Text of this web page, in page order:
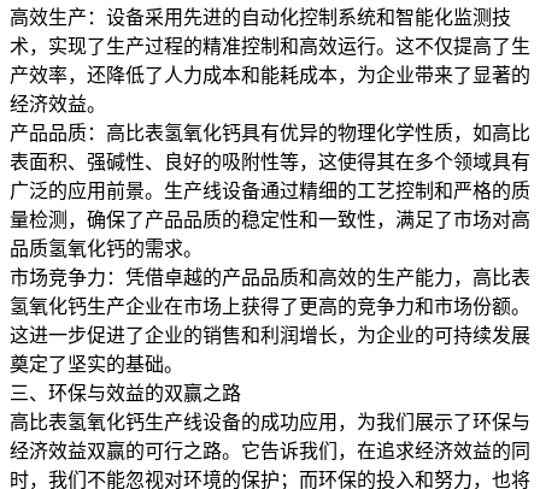
高效生产：设备采用先进的自动化控制系统和智能化监测技
术，实现了生产过程的精准控制和高效运行。这不仅提高了生
产效率，还降低了人力成本和能耗成本，为企业带来了显著的
经济效益。
产品品质：高比表氢氧化钙具有优异的物理化学性质，如高比
表面积、强碱性、良好的吸附性等，这使得其在多个领域具有
广泛的应用前景。生产线设备通过精细的工艺控制和严格的质
量检测，确保了产品品质的稳定性和一致性，满足了市场对高
品质氢氧化钙的需求。
市场竞争力：凭借卓越的产品品质和高效的生产能力，高比表
氢氧化钙生产企业在市场上获得了更高的竞争力和市场份额。
这进一步促进了企业的销售和利润增长，为企业的可持续发展
奠定了坚实的基础。
三、环保与效益的双赢之路
高比表氢氧化钙生产线设备的成功应用，为我们展示了环保与
经济效益双赢的可行之路。它告诉我们，在追求经济效益的同
时，我们不能忽视对环境的保护；而环保的投入和努力，也将